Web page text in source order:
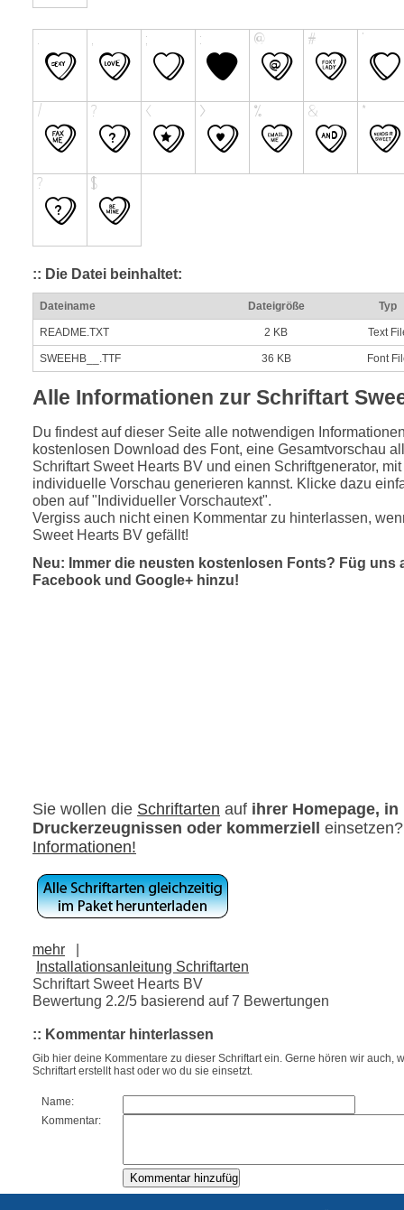
:: Die Datei beinhaltet:
Dateiname Dateigröße Typ
README.TXT 2 KB Text
SWEEHB__.TTF 36 KB Font
Alle Informationen zur Schriftart
Du findest auf dieser Seite alle notwendigen
kostenlosen Download des Font, eine Gesamtvorschau
Schriftart Sweet Hearts BV und einen Schriftgenerator,
individuelle Vorschau generieren kannst. Klicke dazu
oben auf "Individueller Vorschautext".
Vergiss auch nicht einen Kommentar zu hinterlassen,
Sweet Hearts BV gefällt!
Neu: Immer die neusten kostenlosen Fonts? Füg uns
Facebook und Google+ hinzu!
Sie wollen die Schriftarten auf ihrer Homepage, in
Druckerzeugnissen oder kommerziell
Informationen!
mehr
|
Installationsanleitung Schriftarten
Schriftart Sweet Hearts BV
Bewertung 2.2/5 basierend auf7 Bewertungen
:: Kommentar hinterlassen
Gib hier deine Kommentare zu dieser Schriftart ein. Gerne hören wir auch,
Schriftart erstellt hast oder wo du sie einsetzt.
Name:
Kommentar: